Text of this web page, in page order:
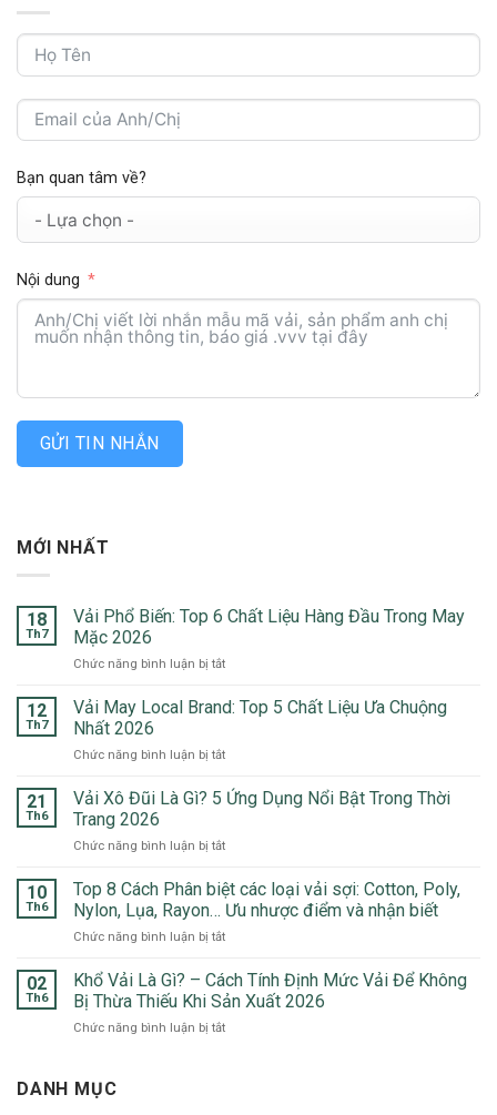
Bạn quan tâm về?
Nội dung
GỬI TIN NHẮN
MỚI NHẤT
18
Th7
Vải Phổ Biến: Top 6 Chất Liệu Hàng Đầu Trong May
Mặc 2026
Chức năng bình luận bị tắtở
Phổ
6
Liệu
Trong
Mặc
2026
12
Th7
Vải May Local Brand: Top 5 Chất Liệu Ưa Chuộng
Nhất 2026
Chức năng bình luận bị tắtở
May
Local
Top
Chất
Liệu
Chuộng
2026
21
Th6
Vải Xô Đũi Là Gì? 5 Ứng Dụng Nổi Bật Trong Thời
Trang 2026
Chức năng bình luận bị tắtở
Xô
Đũi
Là
Gì?
Ứng
Dụng
Bật
10
Th6
Top 8 Cách Phân biệt các loại vải sợi: Cotton, Poly,
Nylon, Lụa, Rayon… Ưu nhược điểm và nhận biết
Chức năng bình luận bị tắtở
8
Cách
Phân
biệt
02
Th6
Khổ Vải Là Gì? – Cách Tính Định Mức Vải Để Không
Bị Thừa Thiếu Khi Sản Xuất 2026
Chức năng bình luận bị tắtở
DANH MỤC